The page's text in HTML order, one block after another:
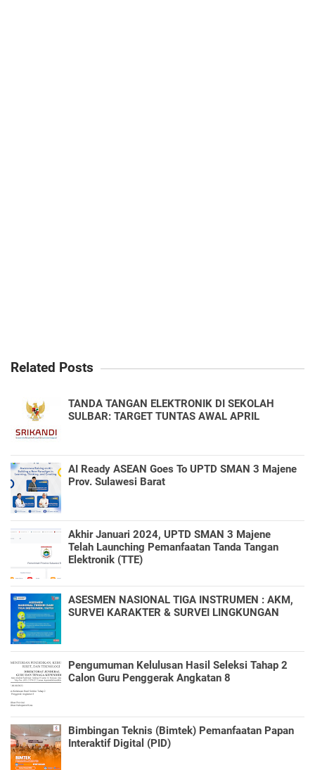
Related Posts
TANDA TANGAN ELEKTRONIK DI SEKOLAH
SULBAR: TARGET TUNTAS AWAL APRIL
AI Ready ASEAN Goes To UPTD SMAN 3 Majene
Prov. Sulawesi Barat
Akhir Januari 2024, UPTD SMAN 3 Majene
Telah Launching Pemanfaatan Tanda Tangan
Elektronik (TTE)
ASESMEN NASIONAL TIGA INSTRUMEN : AKM,
SURVEI KARAKTER & SURVEI LINGKUNGAN
Pengumuman Kelulusan Hasil Seleksi Tahap 2
Calon Guru Penggerak Angkatan 8
Bimbingan Teknis (Bimtek) Pemanfaatan Papan
Interaktif Digital (PID)